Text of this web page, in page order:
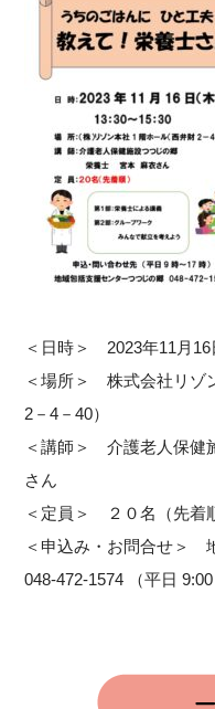
＜日時＞ 2023年11月
＜場所＞ 株式会社リゾ
2－4－40）
＜講師＞ 介護老人保健
さん
＜定員＞ ２０名（先
＜申込み・お問合せ＞
048-472-1574 （平日 9:00